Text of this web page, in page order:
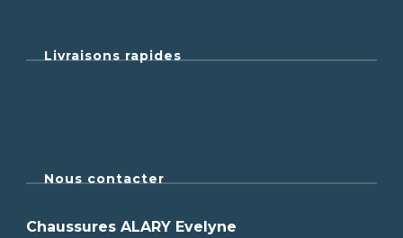
Livraisons rapides
Nous contacter
Chaussures ALARY Evelyne